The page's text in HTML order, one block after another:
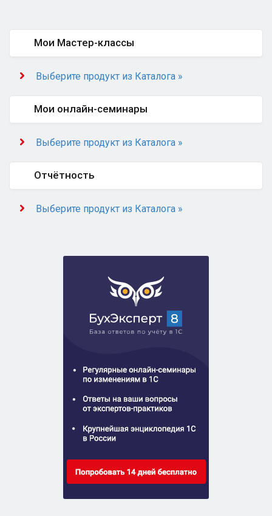
Мои Мастер-классы
Выберите продукт из Каталога »
Мои онлайн-семинары
Выберите продукт из Каталога »
Отчётность
Выберите продукт из Каталога »